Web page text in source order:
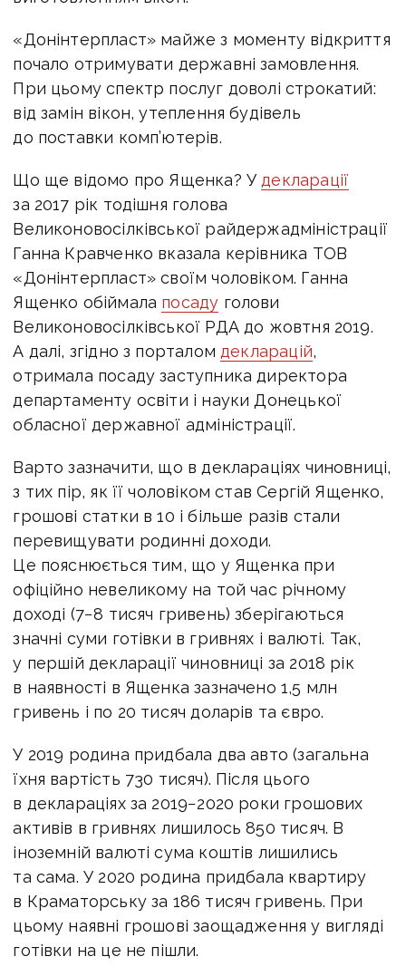
«Донінтерпласт» майже з моменту відкриття
почало отримувати державні замовлення.
При цьому спектр послуг доволі строкатий:
від замін вікон, утеплення будівель
до поставки комп’ютерів.
Що ще відомо про Ященка? У декларації
за 2017 рік тодішня голова
Великоновосілківської райдержадміністрації
Ганна Кравченко вказала керівника ТОВ
«Донінтерпласт» своїм чоловіком. Ганна
Ященко обіймала посаду голови
Великоновосілківської РДА до жовтня 2019.
А далі, згідно з порталом декларацій,
отримала посаду заступника директора
департаменту освіти і науки Донецької
обласної державної адміністрації.
Варто зазначити, що в деклараціях чиновниці,
з тих пір, як її чоловіком став Сергій Ященко,
грошові статки в 10 і більше разів стали
перевищувати родинні доходи.
Це пояснюється тим, що у Ященка при
офіційно невеликому на той час річному
доході (7−8 тисяч гривень) зберігаються
значні суми готівки в гривнях і валюті. Так,
у першій декларації чиновниці за 2018 рік
в наявності в Ященка зазначено 1,5 млн
гривень і по 20 тисяч доларів та євро.
У 2019 родина придбала два авто (загальна
їхня вартість 730 тисяч). Після цього
в деклараціях за 2019−2020 роки грошових
активів в гривнях лишилось 850 тисяч. В
іноземній валюті сума коштів лишились
та сама. У 2020 родина придбала квартиру
в Краматорську за 186 тисяч гривень. При
цьому наявні грошові заощадження у вигляді
готівки на це не пішли.